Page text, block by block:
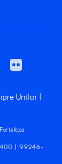
Unifor
| 99246-